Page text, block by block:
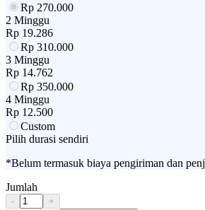
Rp 270.000
2 Minggu
Rp 19.286
Rp 310.000
3 Minggu
Rp 14.762
Rp 350.000
4 Minggu
Rp 12.500
Custom
Pilih durasi sendiri
*Belum termasuk biaya pengiriman dan
Jumlah
- +